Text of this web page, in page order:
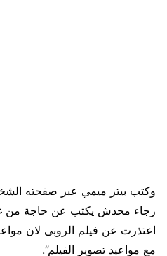
وكتب بيتر ميمي عبر صفحته
رجاء محدش يكتب عن حاجة من
اعتذرت عن فيلم الروبى لان
مع مواعيد تصوير الفيلم”.